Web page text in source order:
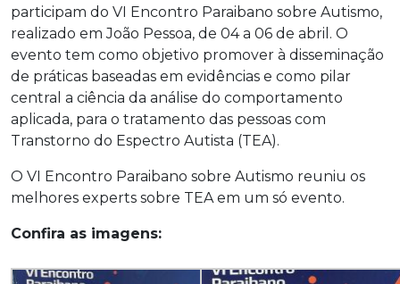
participam do VI Encontro Paraibano sobre Autismo,
realizado em João Pessoa, de 04 a 06 de abril. O
evento tem como objetivo promover à disseminação
de práticas baseadas em evidências e como pilar
central a ciência da análise do comportamento
aplicada, para o tratamento das pessoas com
Transtorno do Espectro Autista (TEA).
O VI Encontro Paraibano sobre Autismo reuniu os
melhores experts sobre TEA em um só evento.
Confira as imagens: